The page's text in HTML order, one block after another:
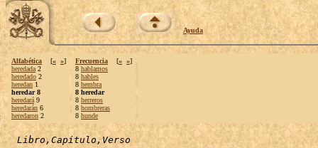
Ayuda
Alfabética [« »]
heredada 2
heredado 2
heredan 1
heredar 8
heredará 9
heredarán 6
heredaron 2
Frecuencia [« »]
8 hablamos
8 hables
8 hembra
8 heredar
8 herreros
8 hombreras
8 hunde
Libro,Capítulo,Verso